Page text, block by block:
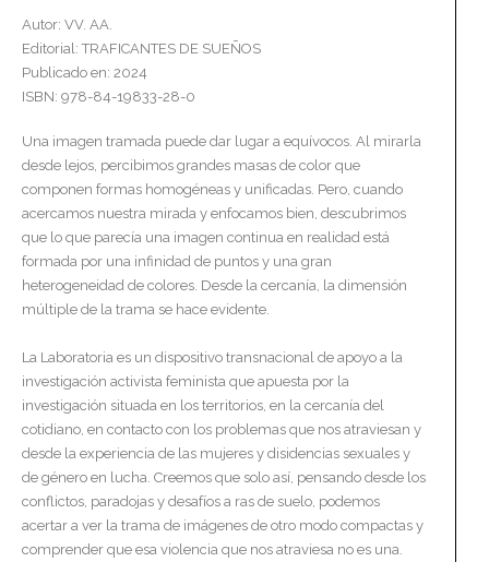
Autor: VV. AA.
Editorial: TRAFICANTES DE SUEÑOS
Publicado en: 2024
ISBN: 978-84-19833-28-0
Una imagen tramada puede dar lugar a equívocos. Al mirarla
desde lejos, percibimos grandes masas de color que
componen formas homogéneas y unificadas. Pero, cuando
acercamos nuestra mirada y enfocamos bien, descubrimos
que lo que parecía una imagen continua en realidad está
formada por una infinidad de puntos y una gran
heterogeneidad de colores. Desde la cercanía, la dimensión
múltiple de la trama se hace evidente.
La Laboratoria es un dispositivo transnacional de apoyo a la
investigación activista feminista que apuesta por la
investigación situada en los territorios, en la cercanía del
cotidiano, en contacto con los problemas que nos atraviesan y
desde la experiencia de las mujeres y disidencias sexuales y
de género en lucha. Creemos que solo así, pensando desde los
conflictos, paradojas y desafíos a ras de suelo, podemos
acertar a ver la trama de imágenes de otro modo compactas y
comprender que esa violencia que nos atraviesa no es una.